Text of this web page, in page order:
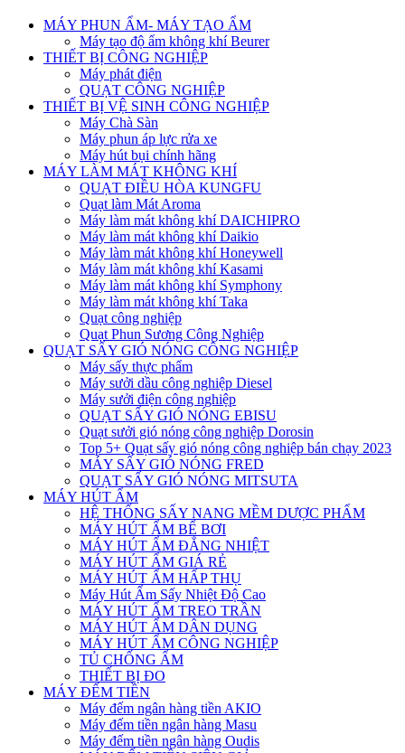
MÁY PHUN ẨM- MÁY TẠO ẨM
Máy tạo độ ẩm không khí Beurer
THIẾT BỊ CÔNG NGHIỆP
Máy phát điện
QUẠT CÔNG NGHIỆP
THIẾT BỊ VỆ SINH CÔNG NGHIỆP
Máy Chà Sàn
Máy phun áp lực rửa xe
Máy hút bụi chính hãng
MÁY LÀM MÁT KHÔNG KHÍ
QUẠT ĐIỀU HÒA KUNGFU
Quạt làm Mát Aroma
Máy làm mát không khí DAICHIPRO
Máy làm mát không khí Daikio
Máy làm mát không khí Honeywell
Máy làm mát không khí Kasami
Máy làm mát không khí Symphony
Máy làm mát không khí Taka
Quạt công nghiệp
Quạt Phun Sương Công Nghiệp
QUẠT SẤY GIÓ NÓNG CÔNG NGHIỆP
Máy sấy thực phẩm
Máy sưởi dầu công nghiệp Diesel
Máy sưởi điện công nghiệp
QUẠT SẤY GIÓ NÓNG EBISU
Quạt sưởi gió nóng công nghiệp Dorosin
Top 5+ Quạt sấy gió nóng công nghiệp bán chạy 2023
MÁY SẤY GIÓ NÓNG FRED
QUẠT SẤY GIÓ NÓNG MITSUTA
MÁY HÚT ẨM
HỆ THỐNG SẤY NANG MỀM DƯỢC PHẨM
MÁY HÚT ẨM BỂ BƠI
MÁY HÚT ẨM ĐẲNG NHIỆT
MÁY HÚT ẨM GIÁ RẺ
MÁY HÚT ẨM HẤP THỤ
Máy Hút Ẩm Sấy Nhiệt Độ Cao
MÁY HÚT ẨM TREO TRẦN
MÁY HÚT ẨM DÂN DỤNG
MÁY HÚT ẨM CÔNG NGHIỆP
TỦ CHỐNG ẨM
THIẾT BỊ ĐO
MÁY ĐẾM TIỀN
Máy đếm ngân hàng tiền AKIO
Máy đếm tiền ngân hàng Masu
Máy đếm tiền ngân hàng Oudis